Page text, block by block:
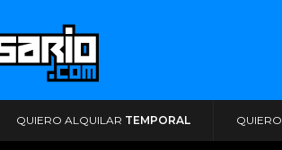
QUIERO ALQUILAR TEMPORAL QUIERO